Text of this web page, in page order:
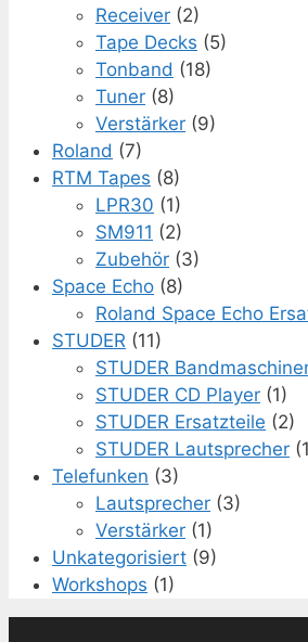
Receiver (2)
Tape Decks (5)
Tonband (18)
Tuner (8)
Verstärker (9)
Roland (7)
RTM Tapes (8)
LPR30 (1)
SM911 (2)
Zubehör (3)
Space Echo (8)
Roland Space Echo
STUDER (11)
STUDER
STUDER CD Player (1)
STUDER Ersatzteile (2)
STUDER Lautsprecher
Telefunken (3)
Lautsprecher (3)
Verstärker (1)
Unkategorisiert (9)
Workshops (1)